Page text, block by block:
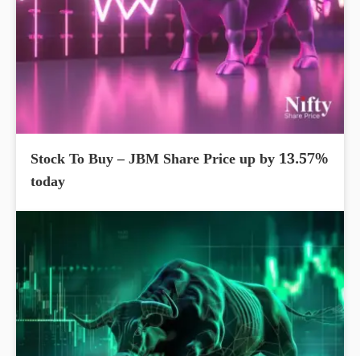
Stock To Buy – JBM Share Price up by 13.57%
today